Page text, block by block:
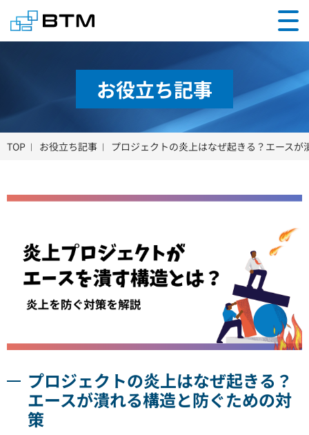
お役立ち記事
TOP お役立ち記事 プロジェクトの炎上はなぜ起きる？エース
プロジェクトの炎上はなぜ起きる？
エースが潰れる構造と防ぐための対
策